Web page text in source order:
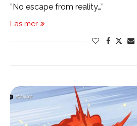
”No escape from reality…”
Läs mer